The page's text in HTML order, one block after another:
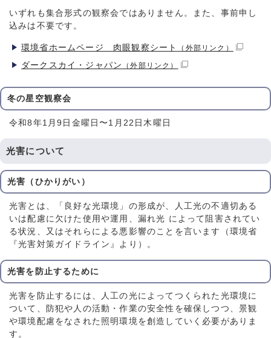
いずれも集合形式の観察会ではありません。また、事前申し
込みは不要です。
環境省ホームページ 肉眼観察シート （外部リンク）
ダークスカイ・ジャパン （外部リンク）
冬の星空観察会
令和8年1月9日金曜日〜1月22日木曜日
光害について
光害（ひかりがい）
光害とは、「良好な光環境」の形成が、人工光の不適切ある
いは配慮に欠けた使用や運用、漏れ光 によって阻害されてい
る状況、又はそれらによる悪影響のことを言います（環境省
『光害対策ガイドライン』より）。
光害を防止するために
光害を防止するには、人工の光によってつくられた光環境に
ついて、防犯や人の活動・作業の安全性を確保しつつ、景観
や環境配慮をなされた照明環境を創造していく必要がありま
す。